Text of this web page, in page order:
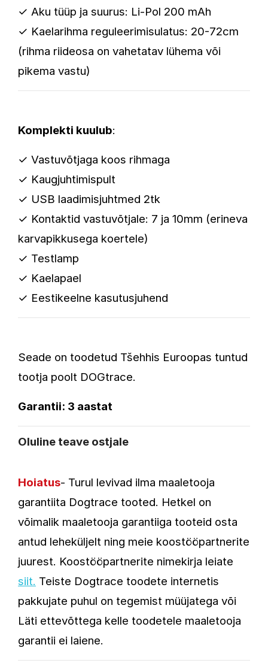
✓ Aku tüüp ja suurus: Li-Pol 200 mAh
✓ Kaelarihma reguleerimisulatus: 20-72cm
(rihma riideosa on vahetatav lühema või
pikema vastu)
Komplekti kuulub:
✓ Vastuvõtjaga koos rihmaga
✓ Kaugjuhtimispult
✓ USB laadimisjuhtmed 2tk
✓ Kontaktid vastuvõtjale: 7 ja 10mm (erineva
karvapikkusega koertele)
✓ Testlamp
✓ Kaelapael
✓ Eestikeelne kasutusjuhend
Seade on toodetud Tšehhis Euroopas tuntud
tootja poolt DOGtrace.
Garantii: 3 aastat
Oluline teave ostjale
Hoiatus- Turul levivad ilma maaletooja
garantiita Dogtrace tooted. Hetkel on
võimalik maaletooja garantiiga tooteid osta
antud leheküljelt ning meie koostööpartnerite
juurest. Koostööpartnerite nimekirja leiate
siit. Teiste Dogtrace toodete internetis
pakkujate puhul on tegemist müüjatega või
Läti ettevõttega kelle toodetele maaletooja
garantii ei laiene.